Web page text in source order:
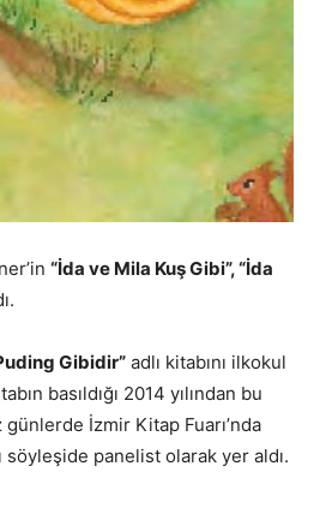
“İda ve Mila Kuş Gibi”, “İda
Gibidir” adlı kitabını ilkokul
basıldığı 2014 yılından bu
İzmir Kitap Fuarı’nda
söyleşide panelist olarak yer aldı.